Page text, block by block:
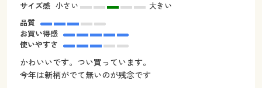
サイズ感 小さい
大きい
品質
お買い得感
使いやすさ
かわいいです。つい買っています。
今年は新柄がでて無いのが残念です